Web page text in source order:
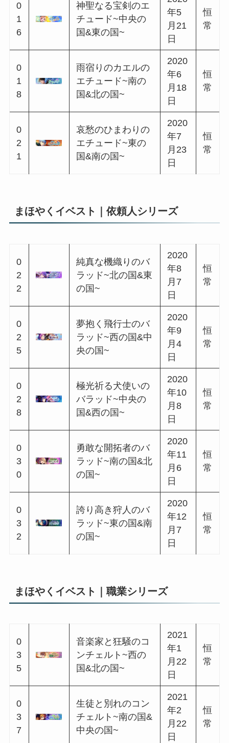
まほやくイベスト一覧｜シリーズ別順
まとめ
まほやくイベスト｜祝祭シリーズ
イベント名
開始
日
チ
0
0
1
欲望と祝祭のプレ
リュード~西の国&
東の国~
2019
年12
月10
日
恒
常
0
0
2
正義と祝祭のプレ
リュード~中央の
国&南の国~
2019
年12
月20
日
恒
常
0
0
4
奇跡と祝祭のプレ
リュード~東の国&
北の国~
2020
年1
月7
日
恒
常
0
0
5
親愛と祝祭のプレ
リュード~南の国&
西の国~
2020
年1
月20
日
恒
常
0
0
6
矜持と祝祭のプレ
リュード~北の国&
中央の国~
2020
年1
月31
日
恒
常
まほやくイベスト｜初めての訓練シリーズ
0
0
9
悪戯好きな仮面の
エチュード~西の
国&南の国~
2020
年3
月4
日
恒
常
0
1
3
孤高な盗賊のエチ
ュード~北の国&西
の国~
2020
年4
月20
日
恒
常